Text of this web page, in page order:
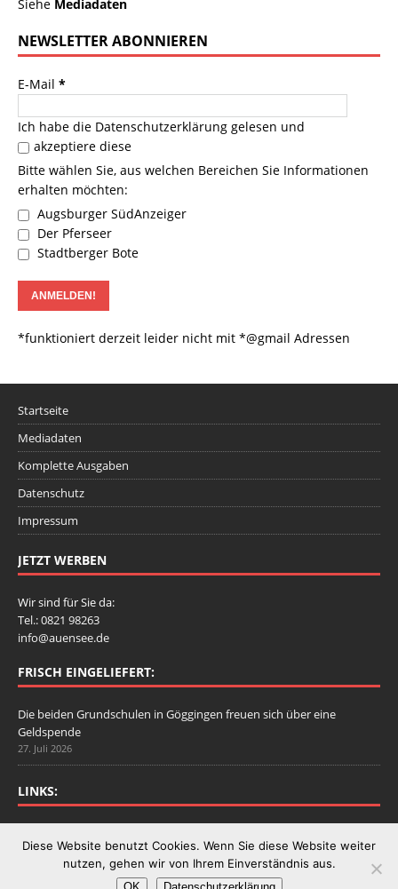
Siehe Mediadaten
NEWSLETTER ABONNIEREN
E-Mail *
Ich habe die Datenschutzerklärung gelesen und
akzeptiere diese
Bitte wählen Sie, aus welchen Bereichen Sie Informationen
erhalten möchten:
Augsburger SüdAnzeiger
Der Pferseer
Stadtberger Bote
*funktioniert derzeit leider nicht mit *@gmail Adressen
Startseite
Mediadaten
Komplette Ausgaben
Datenschutz
Impressum
JETZT WERBEN
Wir sind für Sie da:
Tel.: 0821 98263
info@auensee.de
FRISCH EINGELIEFERT:
Die beiden Grundschulen in Göggingen freuen sich über eine
Geldspende
27. Juli 2026
LINKS:
Diese Website benutzt Cookies. Wenn Sie diese Website weiter
nutzen, gehen wir von Ihrem Einverständnis aus.